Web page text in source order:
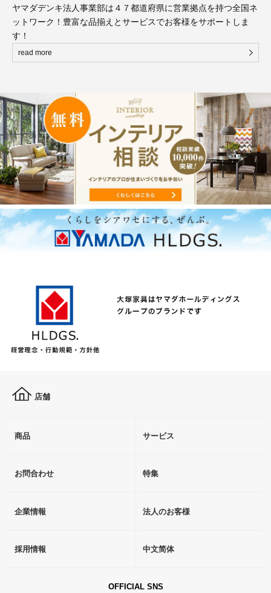
ヤマダデンキ法人事業部は４７都道府県に営業拠点を持つ全国ネ
ットワーク！豊富な品揃えとサービスでお客様をサポートしま
す！
read more
店舗
商品 サービス
お問合わせ 特集
企業情報 法人のお客様
採用情報 中文简体
OFFICIAL SNS